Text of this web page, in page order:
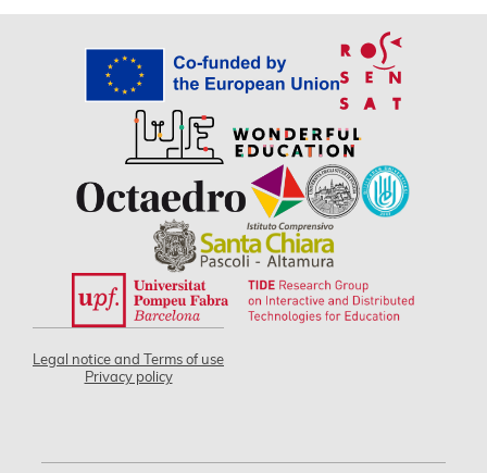
Legal notice and Terms of use
Privacy policy